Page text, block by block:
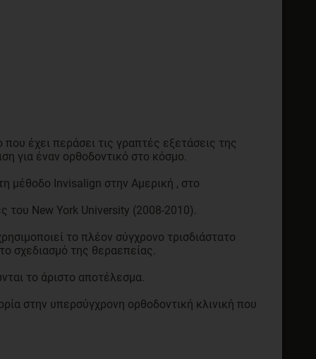
έχει περάσει τις γραπτές εξετάσεις της
για έναν ορθοδοντικό στο κόσμο.
μέθοδο Invisalign στην Αμερική , στο
του New York University (2008-2010).
το πλέον σύγχρονο τρισδιάστατο
σχεδιασμό της θεραεπείας.
το άριστο αποτέλεσμα.
στην υπερσύγχρονη ορθοδοντική κλινική που